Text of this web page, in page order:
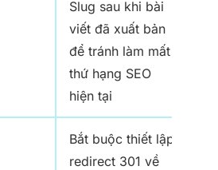
Slug sau khi bài
viết đã xuất bản
để tránh làm mất
thứ hạng SEO
hiện tại
Bắt buộc thiết lập
redirect 301 về